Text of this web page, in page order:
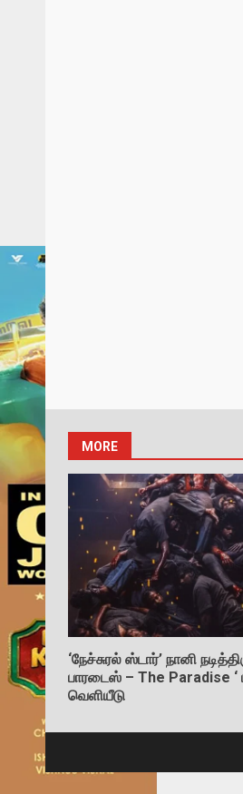
MORE
‘நேச்சுரல் ஸ்டார்’ நானி
பாரடைஸ் – The Paradise ‘
வெளியீடு